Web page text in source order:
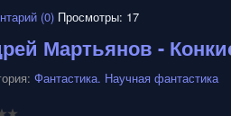
(0) Просмотры: 17
Мартьянов -
Фантастика. Научная фантастика